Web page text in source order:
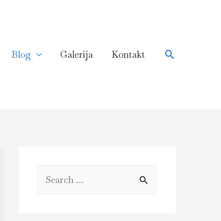
Blog Galerija Kontakt Search